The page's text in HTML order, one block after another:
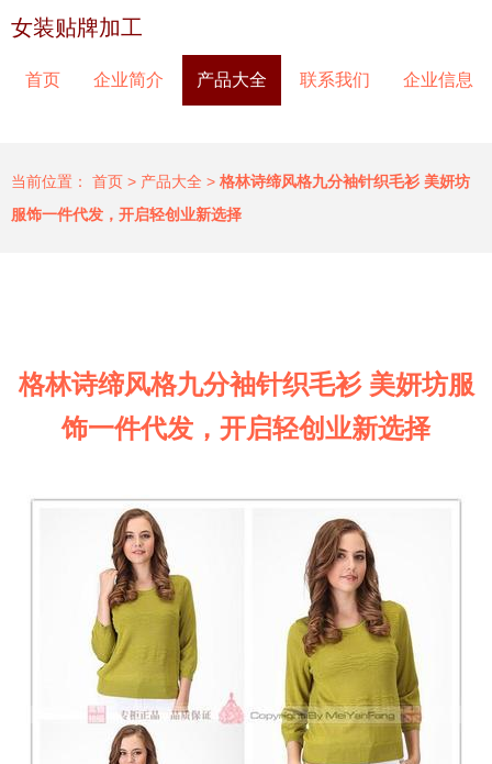
女装贴牌加工
首页 企业简介 产品大全 联系我们 企业信息
当前位置： 首页 > 产品大全 > 格林诗缔风格九分袖针织毛衫 美妍坊
服饰一件代发，开启轻创业新选择
格林诗缔风格九分袖针织毛衫 美妍坊服
饰一件代发，开启轻创业新选择